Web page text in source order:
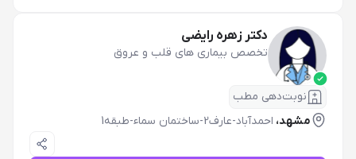
دکتر زهره رایضی
تخصص بیماری های قلب و عروق
نوبت‌دهی مطب
مشهد، احمدآباد-عارف2-ساختمان سماء-طبقه1